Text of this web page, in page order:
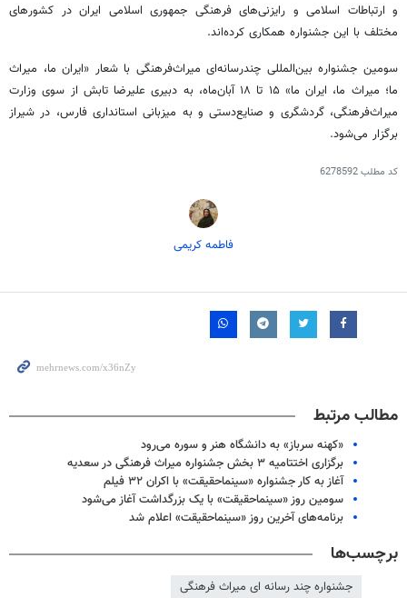
و ارتباطات اسلامی و رایزنی‌های فرهنگی جمهوری اسلامی ایران در کشورهای
مختلف با این جشنواره همکاری کرده‌اند.
سومین جشنواره بین‌المللی چندرسانه‌ای میراث‌فرهنگی با شعار «ایران ما، میراث
ما؛ میراث ما، ایران ما» ۱۵ تا ۱۸ آبان‌ماه، به دبیری علیرضا تابش از سوی وزارت
میراث‌فرهنگی، گردشگری و صنایع‌دستی و به میزبانی استانداری فارس، در شیراز
برگزار می‌شود.
کد مطلب6278592
فاطمه کریمی
مطالب مرتبط
«کهنه سرباز» به دانشگاه هنر و سوره می‌رود
برگزاری اختتامیه ۳ بخش جشنواره میراث فرهنگی در سعدیه
آغاز به کار جشنواره «سینماحقیقت» با اکران ۳۲ فیلم
سومین روز «سینماحقیقت» با یک بزرگداشت آغاز می‌شود
برنامه‌های آخرین روز «سینماحقیقت» اعلام شد
برچسب‌ها
جشنواره چند رسانه ای میراث فرهنگی